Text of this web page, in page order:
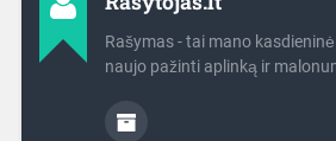
Rašymas - tai mano
naujo pažinti aplinką ir